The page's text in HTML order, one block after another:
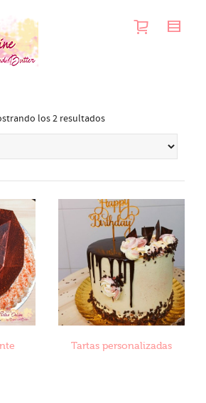
los 2 resultados
Tartas personalizadas